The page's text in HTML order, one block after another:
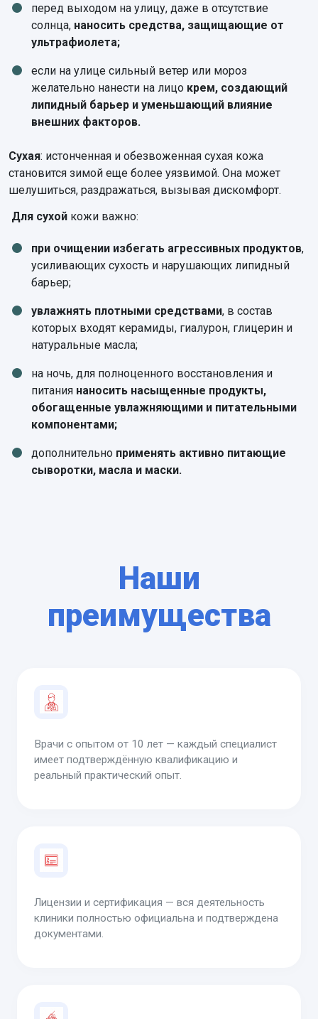
перед выходом на улицу, даже в отсутствие
солнца, наносить средства, защищающие от
ультрафиолета;
если на улице сильный ветер или мороз
желательно нанести на лицо крем, создающий
липидный барьер и уменьшающий влияние
внешних факторов.
Сухая: истонченная и обезвоженная сухая кожа
становится зимой еще более уязвимой. Она может
шелушиться, раздражаться, вызывая дискомфорт.
Для сухой кожи важно:
при очищении избегать агрессивных продуктов,
усиливающих сухость и нарушающих липидный
барьер;
увлажнять плотными средствами, в состав
которых входят керамиды, гиалурон, глицерин и
натуральные масла;
на ночь, для полноценного восстановления и
питания наносить насыщенные продукты,
обогащенные увлажняющими и питательными
компонентами;
дополнительно применять активно питающие
сыворотки, масла и маски.
Наши
преимущества
Врачи с опытом от 10 лет — каждый специалист
имеет подтверждённую квалификацию и
реальный практический опыт.
Лицензии и сертификация — вся деятельность
клиники полностью официальна и подтверждена
документами.